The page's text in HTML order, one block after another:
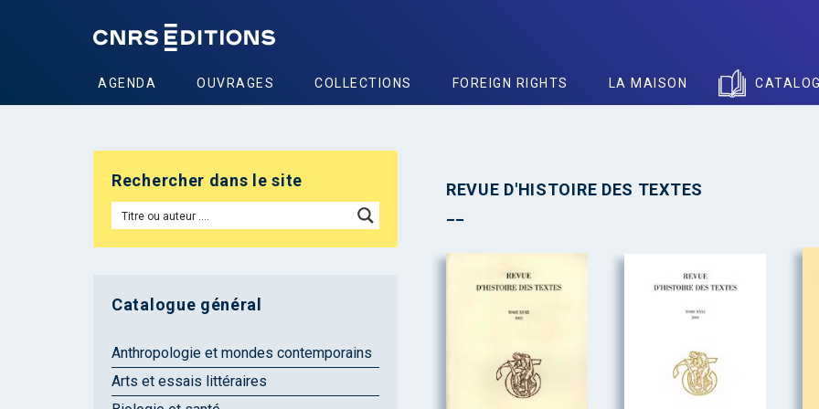
AGENDA OUVRAGES COLLECTIONS FOREIGN RIGHTS LA MAISON
REVUE D'HISTOIRE DES TEXTES
Rechercher dans le site
Catalogue général
Anthropologie et mondes contemporains
Arts et essais littéraires